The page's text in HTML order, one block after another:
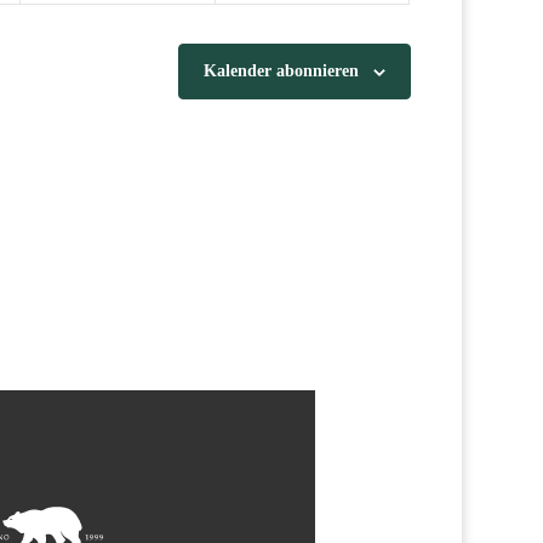
Kalender abonnieren